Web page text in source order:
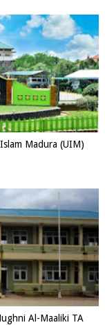
Madura (UIM)
Al-Maaliki TA